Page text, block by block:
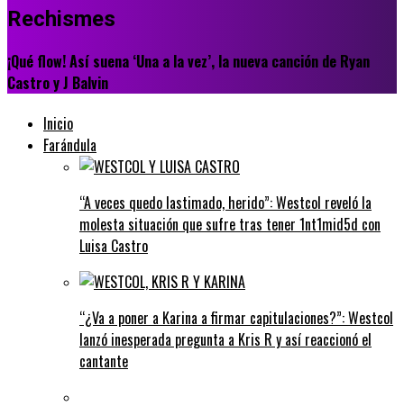
Rechismes
¡Qué flow! Así suena ‘Una a la vez’, la nueva canción de Ryan
Castro y J Balvin
Inicio
Farándula
“A veces quedo lastimado, herido”: Westcol reveló la
molesta situación que sufre tras tener 1nt1mid5d con
Luisa Castro
“¿Va a poner a Karina a firmar capitulaciones?”: Westcol
lanzó inesperada pregunta a Kris R y así reaccionó el
cantante